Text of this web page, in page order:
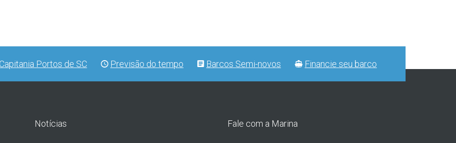
Capitania Portos de SC Previsão do tempo Barcos Semi-novos Financie seu barco
Notícias Fale com a Marina